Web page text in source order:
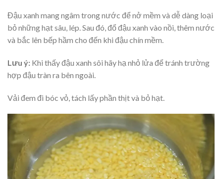
Đậu xanh mang ngâm trong nước để nở mềm và dễ dàng loại
bỏ những hạt sâu, lép. Sau đó, đổ đậu xanh vào nồi, thêm nước
và bắc lên bếp hầm cho đến khi đậu chín mềm.
Lưu ý: Khi thấy đậu xanh sôi hãy hạ nhỏ lửa để tránh trường
hợp đậu tràn ra bên ngoài.
Vải đem đi bóc vỏ, tách lấy phần thịt và bỏ hạt.